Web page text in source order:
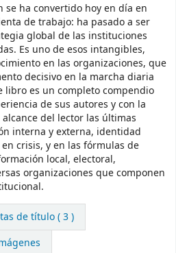
se ha convertido hoy en día en
de trabajo: ha pasado a ser
global de las instituciones
Es uno de esos intangibles,
en las organizaciones, que
decisivo en la marcha diaria
libro es un completo compendio
de sus autores y con la
del lector las últimas
interna y externa, identidad
crisis, y en las fórmulas de
local, electoral,
organizaciones que componen
de título ( 3 )